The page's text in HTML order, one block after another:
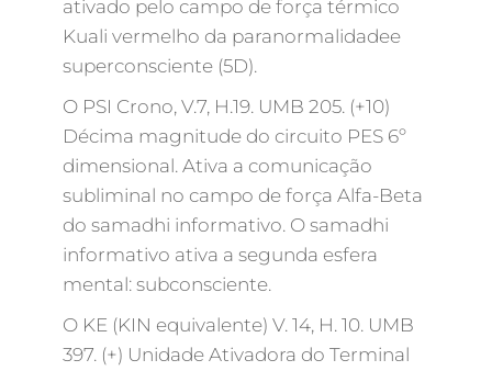
ativado pelo campo de força térmico
Kuali vermelho da paranormalidadee
superconsciente (5D).
O PSI Crono, V.7, H.19. UMB 205. (+10)
Décima magnitude do circuito PES 6º
dimensional. Ativa a comunicação
subliminal no campo de força Alfa-Beta
do samadhi informativo. O samadhi
informativo ativa a segunda esfera
mental: subconsciente.
O KE (KIN equivalente) V. 14, H. 10. UMB
397. (+) Unidade Ativadora do Terminal